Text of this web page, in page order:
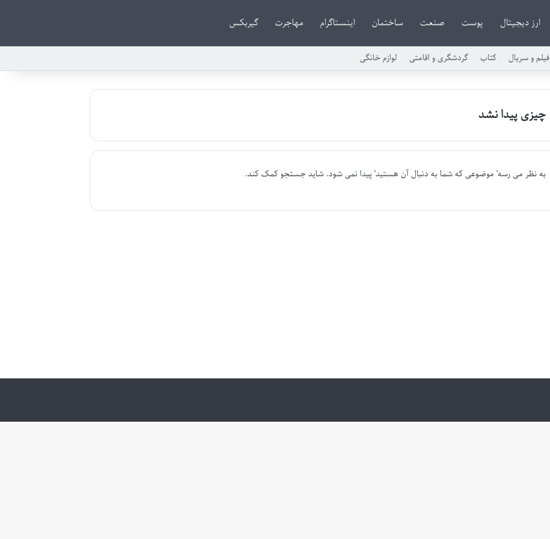
ارز دیجیتال پوست صنعت ساختمان اینستاگرام مهاجرت گیربکس
فیلم و سریال کتاب گردشگری و اقامتی لوازم خانگی
چیزی پیدا نشد
به نظر می رسه’ موضوعی که شما به دنبال آن هستید’ پیدا نمی شود. شاید جستجو کمک کند.